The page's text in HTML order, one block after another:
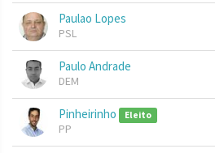
Paulao Lopes
PSL
Paulo Andrade
DEM
Pinheirinho Eleito
PP